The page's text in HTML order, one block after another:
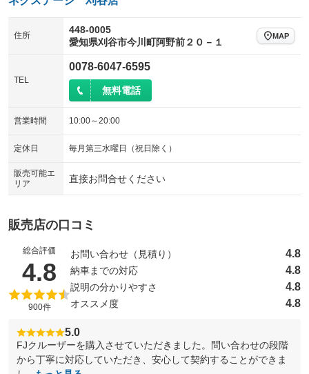
住所
448-0005
愛知県刈谷市今川町阿野前２０－１
MAP
TEL
0078-6047-6595
無料電話
営業時間 10:00～20:00
定休日 毎月第三水曜日（祝日除く）
販売可能エ
リア
直接お問合せください
販売店の口コミ
総合評価
4.8 （5点満点中）
900件
お問い合わせ（見積り） 4.8
納車までの対応 4.8
説明の分かりやすさ 4.8
オススメ度 4.8
5.0
FJクルーザーを購入させていただきました。問い合わせの段階
から丁寧に対応していただき、安心して契約することができま